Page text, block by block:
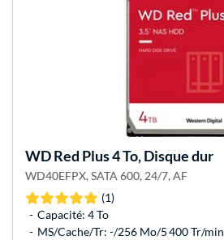
WDRed Plus 4 To, Disque dur
WD40EFPX, SATA 600, 24/7, AF
(1)
Capacité: 4 To
MS/Cache/Tr: -/256 Mo/5 400 Tr/min